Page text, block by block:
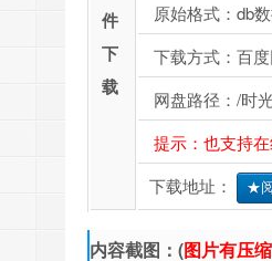
件
下
载
原始格式：db
下载方式：百
网盘路径：/时
提示：也支持
下载地址：
★
内容截图：(图片有压